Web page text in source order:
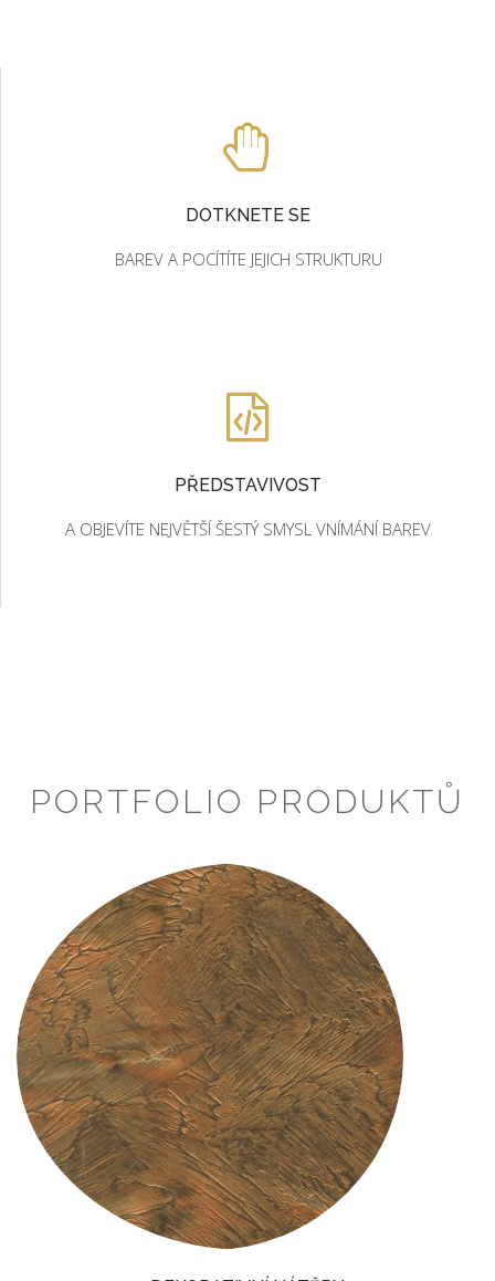
DOTKNETE SE
BAREV A POCÍTÍTE JEJICH STRUKTURU
PŘEDSTAVIVOST
A OBJEVÍTE NEJVĚTŠÍ ŠESTÝ SMYSL VNÍMÁNÍ BAREV
PORTFOLIO PRODUKTŮ